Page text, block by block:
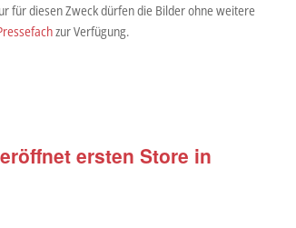
für diesen Zweck dürfen die Bilder ohne weitere
zur Verfügung.
ersten Store in